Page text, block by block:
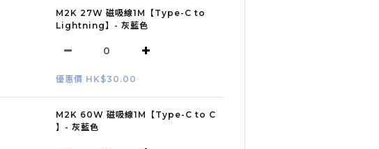
M2K 27W 磁吸線1M【Type-C to
Lightning】- 灰藍色
優惠價 HK$30.00
M2K 60W 磁吸線1M【Type-C to C
】- 灰藍色